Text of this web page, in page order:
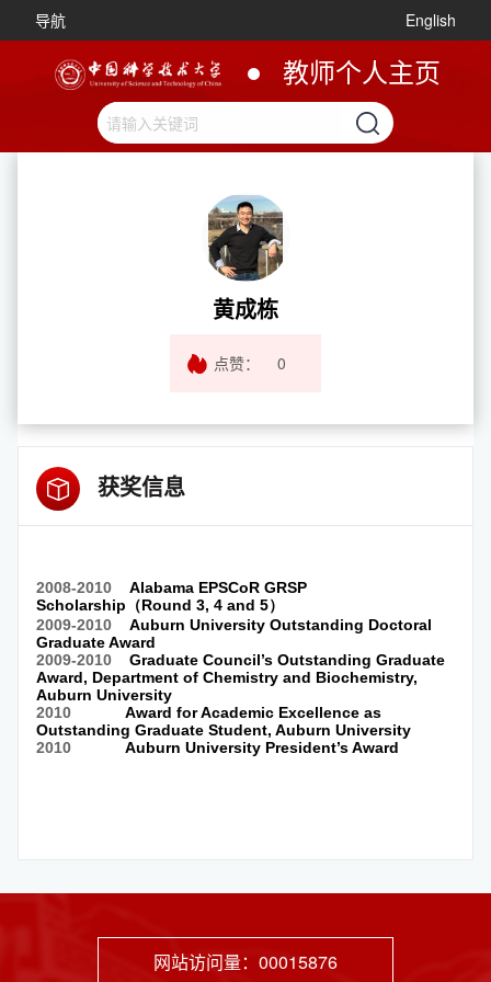
导航 English
教师个人主页
黄成栋
点赞： 0
获奖信息
网站访问量： 00015876